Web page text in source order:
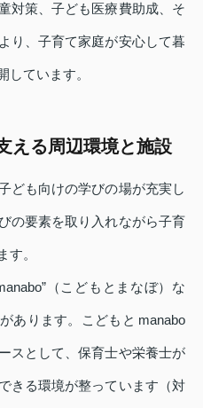
対策、子ども医療費助成、そ
り、子育て家庭が安心して暮
しています。
える周辺環境と施設
ども向けの学びの場が充実し
の要素を取り入れながら子育
す。
（こどもとまなぼ）な
あります。こどもと manabo
スとして、保育士や栄養士が
きる環境が整っています（対